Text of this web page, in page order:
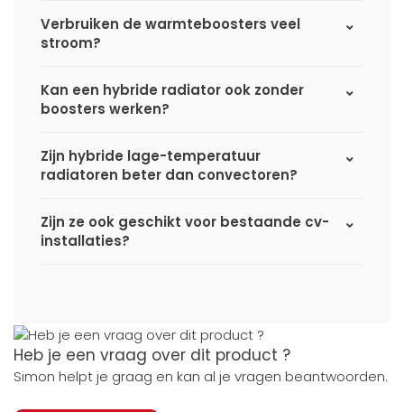
Verbruiken de warmteboosters veel
stroom?
Kan een hybride radiator ook zonder
boosters werken?
Zijn hybride lage-temperatuur
radiatoren beter dan convectoren?
Zijn ze ook geschikt voor bestaande cv-
installaties?
Heb je een vraag over dit product ?
Simon helpt je graag en kan al je vragen beantwoorden.